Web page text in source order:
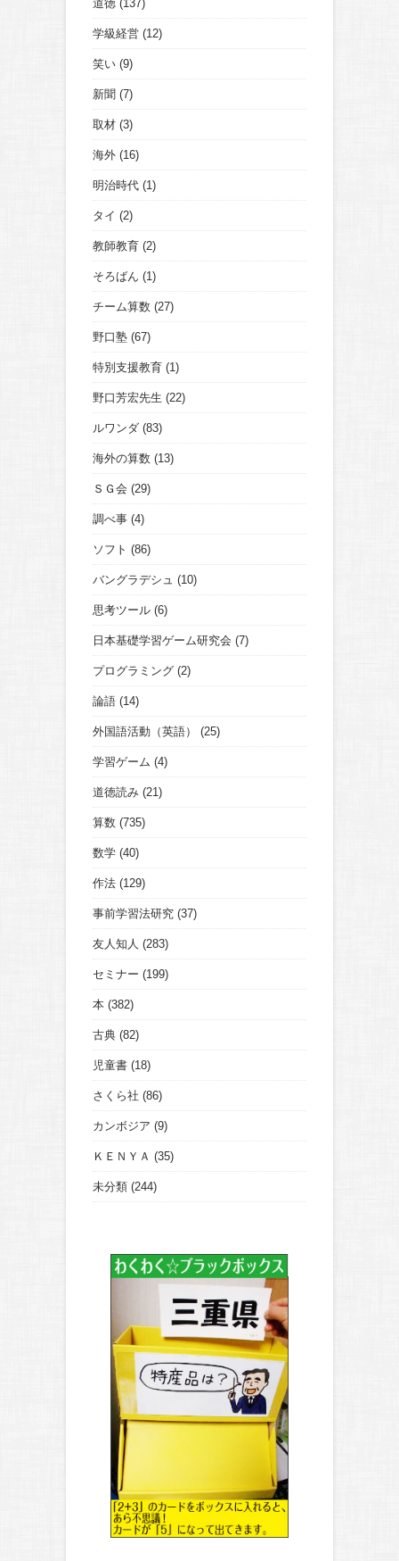
道徳 (137)
学級経営 (12)
笑い (9)
新聞 (7)
取材 (3)
海外 (16)
明治時代 (1)
タイ (2)
教師教育 (2)
そろばん (1)
チーム算数 (27)
野口塾 (67)
特別支援教育 (1)
野口芳宏先生 (22)
ルワンダ (83)
海外の算数 (13)
ＳＧ会 (29)
調べ事 (4)
ソフト (86)
バングラデシュ (10)
思考ツール (6)
日本基礎学習ゲーム研究会 (7)
プログラミング (2)
論語 (14)
外国語活動（英語） (25)
学習ゲーム (4)
道徳読み (21)
算数 (735)
数学 (40)
作法 (129)
事前学習法研究 (37)
友人知人 (283)
セミナー (199)
本 (382)
古典 (82)
児童書 (18)
さくら社 (86)
カンボジア (9)
ＫＥＮＹＡ (35)
未分類 (244)